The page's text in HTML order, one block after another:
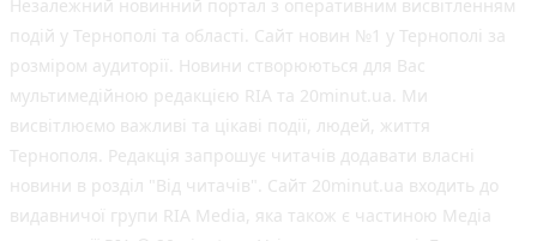
Незалежний новинний портал з оперативним висвітленням
подій у Тернополі та області. Сайт новин №1 у Тернополі за
розміром аудиторії. Новини створюються для Вас
мультимедійною редакцією RIA та 20minut.ua. Ми
висвітлюємо важливі та цікаві події, людей, життя
Тернополя. Редакція запрошує читачів додавати власні
новини в розділ "Від читачів". Сайт 20minut.ua входить до
видавничої групи RIA Media, яка також є частиною Медіа